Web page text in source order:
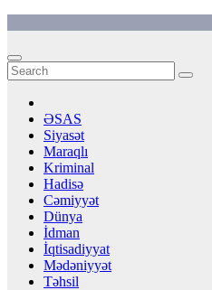
content
ƏSAS
Siyasət
Maraqlı
Kriminal
Hadisə
Cəmiyyət
Dünya
İdman
İqtisadiyyat
Mədəniyyət
Təhsil